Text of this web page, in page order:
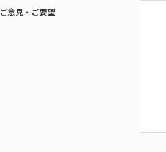
ご意見・ご要望